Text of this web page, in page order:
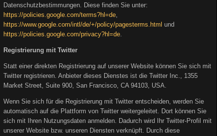
Datenschutzbestimmungen. Diese finden Sie unter:
https://policies.google.com/terms?hl=de,
https://www.google.com/intl/de/+/policy/pagesterms.html und
https://policies.google.com/privacy?hl=de.
Registrierung mit Twitter
Statt einer direkten Registrierung auf unserer Website können Sie sich mit
Twitter registrieren. Anbieter dieses Dienstes ist die Twitter Inc., 1355
Market Street, Suite 900, San Francisco, CA 94103, USA.
Wenn Sie sich für die Registrierung mit Twitter entscheiden, werden Sie
automatisch auf die Plattform von Twitter weitergeleitet. Dort können Sie
sich mit Ihren Nutzungsdaten anmelden. Dadurch wird Ihr Twitter-Profil mit
unserer Website bzw. unseren Diensten verknüpft. Durch diese